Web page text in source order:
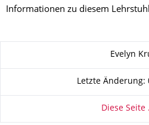
Informationen zu diesem
Evelyn
Letzte Änderung:
Diese Seite